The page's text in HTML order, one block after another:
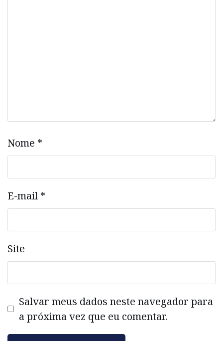
Nome *
E-mail *
Site
Salvar meus dados neste navegador para
a próxima vez que eu comentar.